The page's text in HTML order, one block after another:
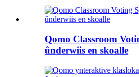
Qomo Classroom
ûnderwiis en skoalle